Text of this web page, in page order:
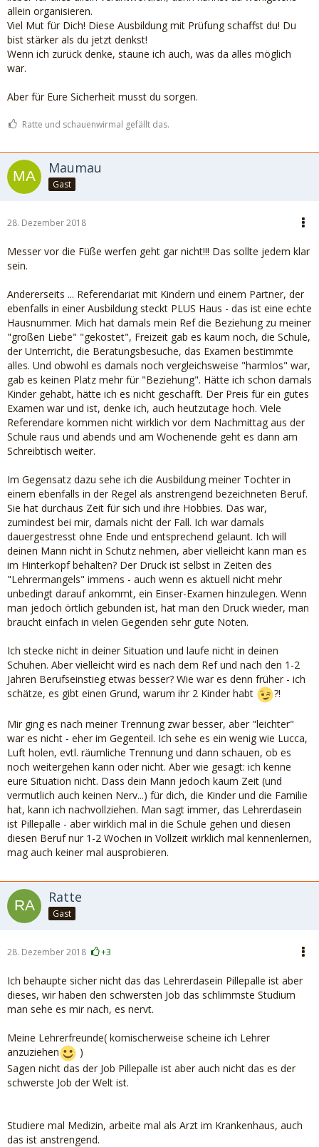
allein organisieren.
Viel Mut für Dich! Diese Ausbildung mit Prüfung schaffst du! Du
bist stärker als du jetzt denkst!
Wenn ich zurück denke, staune ich auch, was da alles möglich
war.
Aber für Eure Sicherheit musst du sorgen.
Ratte und schauenwirmal gefällt das.
Maumau
Gast
28. Dezember 2018
Messer vor die Füße werfen geht gar nicht!!! Das sollte jedem klar
sein.
Andererseits ... Referendariat mit Kindern und einem Partner, der
ebenfalls in einer Ausbildung steckt PLUS Haus - das ist eine echte
Hausnummer. Mich hat damals mein Ref die Beziehung zu meiner
"großen Liebe" "gekostet", Freizeit gab es kaum noch, die Schule,
der Unterricht, die Beratungsbesuche, das Examen bestimmte
alles. Und obwohl es damals noch vergleichsweise "harmlos" war,
gab es keinen Platz mehr für "Beziehung". Hätte ich schon damals
Kinder gehabt, hätte ich es nicht geschafft. Der Preis für ein gutes
Examen war und ist, denke ich, auch heutzutage hoch. Viele
Referendare kommen nicht wirklich vor dem Nachmittag aus der
Schule raus und abends und am Wochenende geht es dann am
Schreibtisch weiter.
Im Gegensatz dazu sehe ich die Ausbildung meiner Tochter in
einem ebenfalls in der Regel als anstrengend bezeichneten Beruf.
Sie hat durchaus Zeit für sich und ihre Hobbies. Das war,
zumindest bei mir, damals nicht der Fall. Ich war damals
dauergestresst ohne Ende und entsprechend gelaunt. Ich will
deinen Mann nicht in Schutz nehmen, aber vielleicht kann man es
im Hinterkopf behalten? Der Druck ist selbst in Zeiten des
"Lehrermangels" immens - auch wenn es aktuell nicht mehr
unbedingt darauf ankommt, ein Einser-Examen hinzulegen. Wenn
man jedoch örtlich gebunden ist, hat man den Druck wieder, man
braucht einfach in vielen Gegenden sehr gute Noten.
Ich stecke nicht in deiner Situation und laufe nicht in deinen
Schuhen. Aber vielleicht wird es nach dem Ref und nach den 1-2
Jahren Berufseinstieg etwas besser? Wie war es denn früher - ich
schätze, es gibt einen Grund, warum ihr 2 Kinder habt
?!
Mir ging es nach meiner Trennung zwar besser, aber "leichter"
war es nicht - eher im Gegenteil. Ich sehe es ein wenig wie Lucca,
Luft holen, evtl. räumliche Trennung und dann schauen, ob es
noch weitergehen kann oder nicht. Aber wie gesagt: ich kenne
eure Situation nicht. Dass dein Mann jedoch kaum Zeit (und
vermutlich auch keinen Nerv...) für dich, die Kinder und die Familie
hat, kann ich nachvollziehen. Man sagt immer, das Lehrerdasein
ist Pillepalle - aber wirklich mal in die Schule gehen und diesen
diesen Beruf nur 1-2 Wochen in Vollzeit wirklich mal kennenlernen,
mag auch keiner mal ausprobieren.
Ratte
Gast
28. Dezember 2018 +3
Ich behaupte sicher nicht das das Lehrerdasein Pillepalle ist aber
dieses, wir haben den schwersten Job das schlimmste Studium
man sehe es mir nach, es nervt.
Meine Lehrerfreunde( komischerweise scheine ich Lehrer
anzuziehen
)
Sagen nicht das der Job Pillepalle ist aber auch nicht das es der
schwerste Job der Welt ist.
Studiere mal Medizin, arbeite mal als Arzt im Krankenhaus, auch
das ist anstrengend.